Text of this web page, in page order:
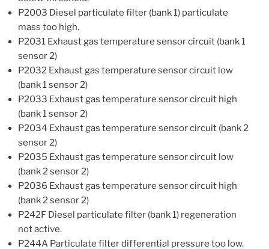
P2003 Diesel particulate filter (bank 1) particulate
mass too high.
P2031 Exhaust gas temperature sensor circuit (bank 1
sensor 2)
P2032 Exhaust gas temperature sensor circuit low
(bank 1 sensor 2)
P2033 Exhaust gas temperature sensor circuit high
(bank 1 sensor 2)
P2034 Exhaust gas temperature sensor circuit (bank 2
sensor 2)
P2035 Exhaust gas temperature sensor circuit low
(bank 2 sensor 2)
P2036 Exhaust gas temperature sensor circuit high
(bank 2 sensor 2)
P242F Diesel particulate filter (bank 1) regeneration
not active.
P244A Particulate filter differential pressure too low.